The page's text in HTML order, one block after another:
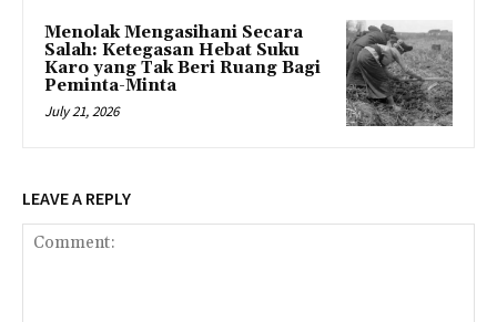
Menolak Mengasihani Secara
Salah: Ketegasan Hebat Suku
Karo yang Tak Beri Ruang Bagi
Peminta-Minta
July 21, 2026
LEAVE A REPLY